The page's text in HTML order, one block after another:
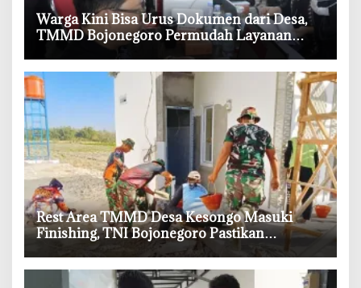
‎Warga Kini Bisa Urus Dokumen dari Desa,
TMMD Bojonegoro Permudah Layanan
Adminduk
‎Rest Area TMMD Desa Kesongo Masuki
Finishing, TNI Bojonegoro Pastikan
Bangunan Kokoh dan Nyaman